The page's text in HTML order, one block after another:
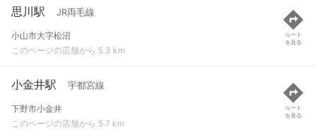
思川駅 JR両毛線
小山市大字松沼
このページの店舗から 5.3 km
ルート
を見る
小金井駅 宇都宮線
下野市小金井
このページの店舗から 5.7 km
ルート
を見る